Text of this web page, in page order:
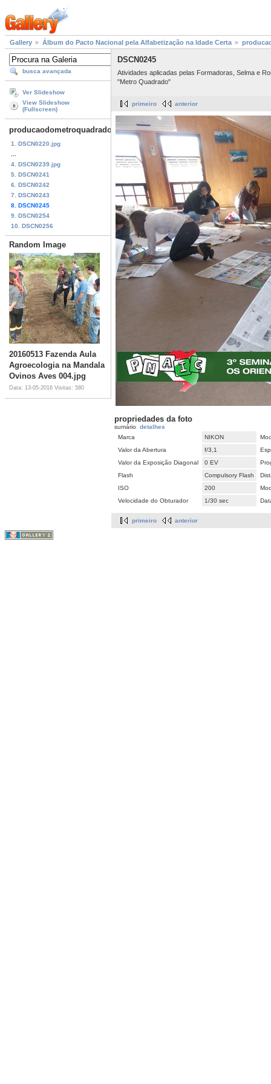
Gallery Álbum do Pacto Nacional pela Alfabetização na Idade Certa
busca avançada
Ver Slideshow
View Slideshow
(Fullscreen)
producaodometroquadrado21deagostode2014
1. DSCN0220.jpg
4. DSCN0239.jpg
5. DSCN0241
6. DSCN0242
7. DSCN0243
8. DSCN0245
9. DSCN0254
10. DSCN0256
Random Image
20160513 Fazenda Aula
Agroecologia na Mandala
Ovinos Aves 004.jpg
Data: 13-05-2016 Visitas: 580
DSCN0245
Atividades aplicadas pelas Formadoras, Selma e
"Metro Quadrado"
primeiro anterior
propriedades da foto
sumário detalhes
Marca
NIKON
Valor da Abertura
f/3,1
Valor da Exposição Diagonal
0 EV
Flash
Compulsory Flash
ISO
200
Velocidade do Obturador
1/30 sec
primeiro anterior